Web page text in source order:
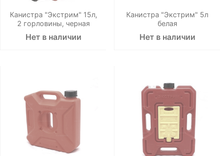
Канистра "Экстрим" 15л,
2 горловины, черная
Нет в наличии
Канистра "Экстрим" 5л
белая
Нет в наличии